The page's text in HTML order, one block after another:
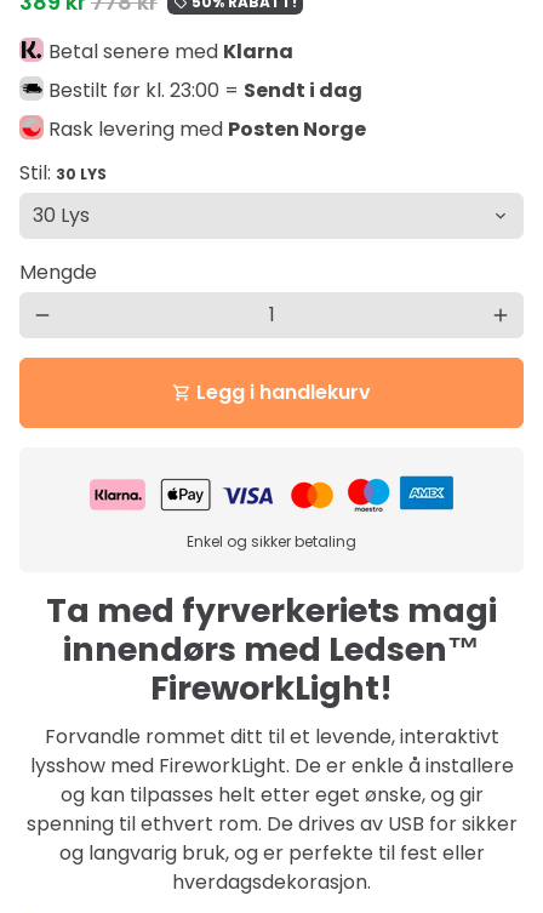
Betal senere med Klarna
Bestilt før kl. 23:00 = Sendt i dag
Rask levering med Posten Norge
Stil: 30 LYS
Mengde
remove add
shopping_cart Legg i handlekurv
Enkel og sikker betaling
Ta med fyrverkeriets magi
innendørs med Ledsen™
FireworkLight!
Forvandle rommet ditt til et levende, interaktivt
lysshow med FireworkLight. De er enkle å installere
og kan tilpasses helt etter eget ønske, og gir
spenning til ethvert rom. De drives av USB for sikker
og langvarig bruk, og er perfekte til fest eller
hverdagsdekorasjon.